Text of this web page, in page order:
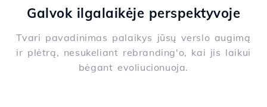
Galvok ilgalaikėje perspektyvoje
Tvari pavadinimas palaikys jūsų verslo augimą
ir plėtrą, nesukeliant rebranding'o, kai jis laikui
bėgant evoliucionuoja.